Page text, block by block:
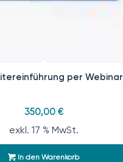
per Webinar
350,00 €
exkl. 17 % MwSt.
In den Warenkorb